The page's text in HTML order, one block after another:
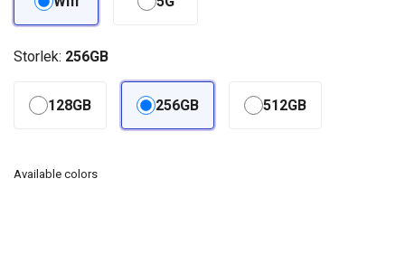
Storlek: 256GB
128GB 256GB 512GB
Available colors